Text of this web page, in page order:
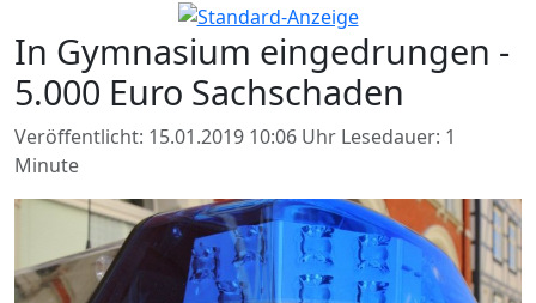
In Gymnasium eingedrungen -
5.000 Euro Sachschaden
Veröffentlicht: 15.01.2019 10:06 Uhr Lesedauer: 1
Minute